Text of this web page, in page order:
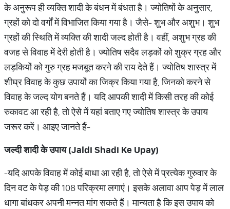
के अनुरूप ही व्यक्ति शादी के बंधन में बंधता है। ज्योतिषों के अनुसार,
ग्रहों को दो वर्गों में विभाजित किया गया है। जैसे- शुभ और अशुभ। शुभ
ग्रहों की स्थिति में व्यक्ति की शादी जल्द होती है। वहीं, अशुभ ग्रह की
वजह से विवाह में देरी होती है। ज्योतिष सदैव लड़कों को शुक्र ग्रह और
लड़कियों को गुरु ग्रह मजबूत करने की राय देते हैं। ज्योतिष शास्त्र में
शीघ्र विवाह के कुछ उपायों का जिक्र किया गया है, जिनको करने से
विवाह के जल्द योग बनते हैं। यदि आपकी शादी में किसी तरह की कोई
रुकावट आ रही है, तो ऐसे में यहां बताए गए ज्योतिष शास्त्र के उपाय
जरूर करें। आइए जानते हैं-
जल्दी शादी के उपाय (Jaldi Shadi Ke Upay)
-यदि आपके विवाह में कोई बाधा आ रही है, तो ऐसे में प्रत्येक गुरुवार के
दिन वट के पेड़ की 108 परिक्रमा लगाएं। इसके अलावा आप पेड़ में लाल
धागा बांधकर अपनी मन्नत मांग सकते हैं। मान्यता है कि इस उपाय को